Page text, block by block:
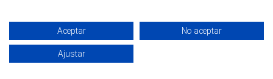
¡PÁSALO!
Aceptar No aceptar
Ajustar